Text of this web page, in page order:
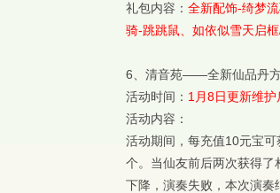
礼包内容： 全新配饰-绮梦
骑-跳跳鼠、如依似雪天启
6、清音苑——全新仙品丹
活动时间： 1月8日更新维
活动内容：
活动期间，每充值10元宝
个。当仙友前后两次获得
下降，演奏失败，本次演